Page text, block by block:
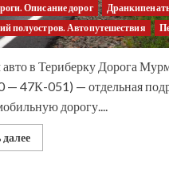
Описание дорог
полуостров. Автопутешествия
в Териберку Дорога
47К-051) — отдельная
дорогу....
Прочитать
больше